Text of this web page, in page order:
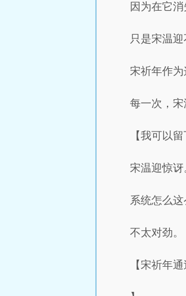
因为在它
只是宋温
宋祈年作为
每一次，
【我可以留
宋温迎惊讶
系统怎么
不太对劲。
【宋祈年